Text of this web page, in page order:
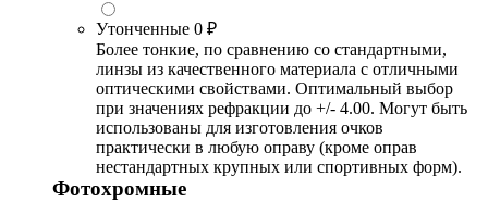
Утонченные 0 ₽
Более тонкие, по сравнению со стандартными,
линзы из качественного материала с отличными
оптическими свойствами. Оптимальный выбор
при значениях рефракции до +/- 4.00. Могут быть
использованы для изготовления очков
практически в любую оправу (кроме оправ
нестандартных крупных или спортивных форм).
Фотохромные